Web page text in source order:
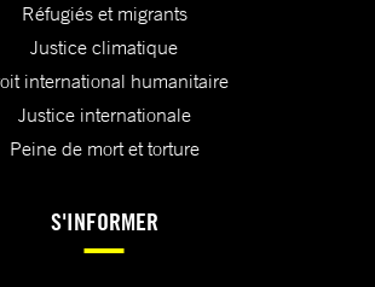
Réfugiés et migrants
Justice climatique
international humanitaire
Justice internationale
Peine de mort et torture
S'INFORMER